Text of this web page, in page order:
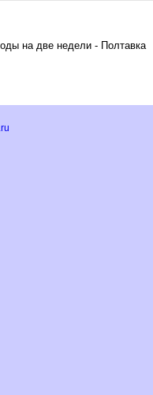
на две недели - Полтавка